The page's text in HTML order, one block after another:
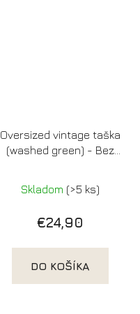
Oversized vintage taška
(washed green) - Bez
Skladom (>5 ks)
€24,90
DO KOŠÍKA